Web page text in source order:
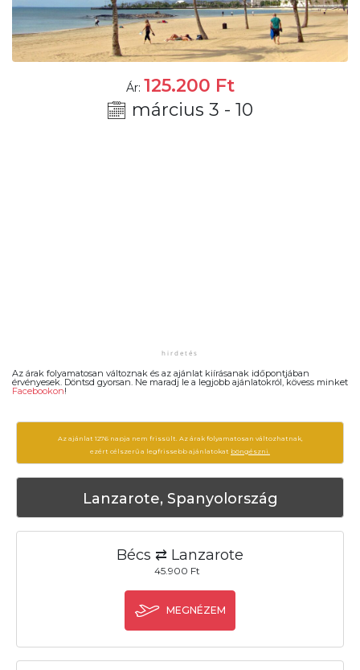
Ár: 125.200 Ft
március 3 - 10
Az árak folyamatosan változnak és az ajánlat kiírásanak időpontjában
érvényesek. Döntsd gyorsan. Ne maradj le a legjobb ajánlatokról, kövess minket
Facebookon!
Az ajánlat 1276 napja nem frissült. Az árak folyamatosan változhatnak,
ezért célszerű a legfrissebb ajánlatokat böngészni.
Lanzarote, Spanyolország
Bécs ⇄ Lanzarote
45.900 Ft
MEGNÉZEM